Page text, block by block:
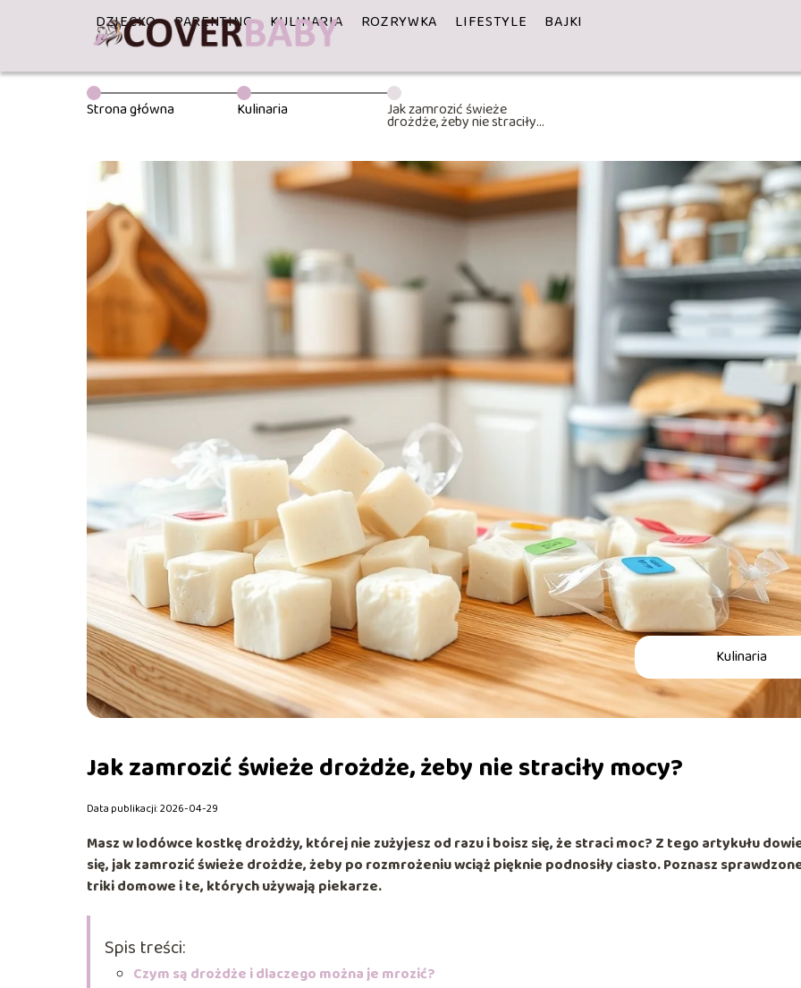
DZIECKO PARENTING KULINARIA ROZRYWKA LIFESTYLE BAJKI
Strona główna Kulinaria Jak zamrozić świeże
drożdże, żeby nie straciły
Kulinaria
Jak zamrozić świeże drożdże, żeby nie straciły mocy?
Data publikacji: 2026-04-29
Masz w lodówce kostkę drożdży, której nie zużyjesz od razu i boisz się, że straci moc? Z tego artykułu
się,jak zamrozić świeże drożdże, żeby po rozmrożeniu wciąż pięknie podnosiły ciasto. Poznasz
triki domowe i te, których używają piekarze.
Spis treści:
Czym są drożdże i dlaczego można je mrozić?